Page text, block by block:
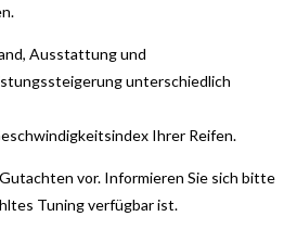
Ausstattung und
unterschiedlich
Ihrer Reifen.
vor. Informieren Sie sich bitte
Tuning verfügbar ist.